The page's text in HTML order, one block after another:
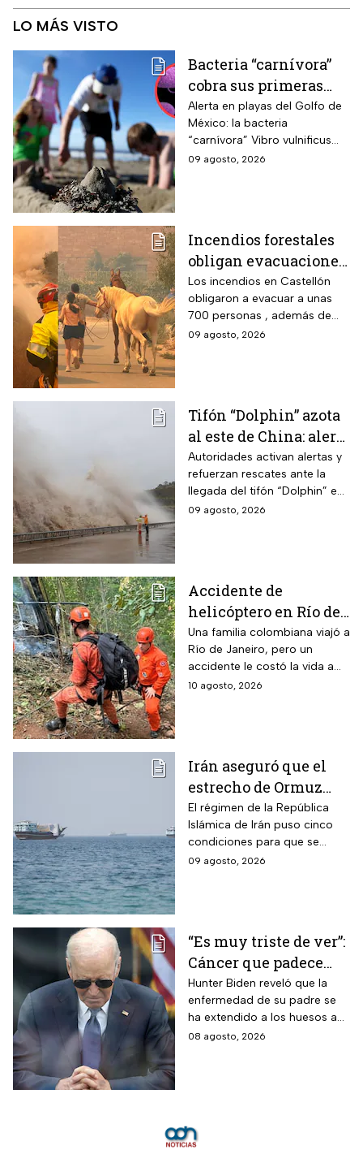
LO MÁS VISTO
Bacteria “carnívora”
cobra sus primeras
vidas y enciende
alarmas en estas
playas de EUA
Alerta en playas del Golfo de
México: la bacteria
“carnívora” Vibro vulnificus
causa infecciones graves y
09 agosto, 2026
Incendios forestales
obligan evacuaciones
en el este de España |
VIDEO
Los incendios en Castellón
obligaron a evacuar a unas
700 personas , además de
que ya dañaron viviendas y
09 agosto, 2026
Tifón “Dolphin” azota
al este de China: alerta
máxima por
inundaciones y
ráfagas
Autoridades activan alertas y
refuerzan rescates ante la
llegada del tifón “Dolphin” en
el este de China con vientos
09 agosto, 2026
Accidente de
helicóptero en Río de
Janeiro deja muertos;
su familia los
esperaba en tierra
Una familia colombiana viajó a
Río de Janeiro, pero un
accidente le costó la vida a
tres integrantes
10 agosto, 2026
Irán aseguró que el
estrecho de Ormuz
seguirá bloqueado
hasta que EUA acepte
“sus condiciones”
El régimen de la República
Islámica de Irán puso cinco
condiciones para que se
reabra el estrecho de Ormuz
09 agosto, 2026
“Es muy triste de ver”:
Cáncer que padece
Joe Biden se propaga
y causa metástasis
Hunter Biden reveló que la
enfermedad de su padre se
ha extendido a los huesos a
pesar del tratamiento.
08 agosto, 2026